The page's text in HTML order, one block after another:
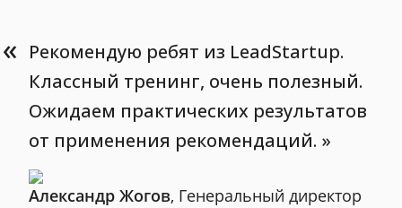
« Рекомендую ребят из LeadStartup.
Классный тренинг, очень полезный.
Ожидаем практических результатов
от применения рекомендаций.
Александр Жогов, Генеральный директор